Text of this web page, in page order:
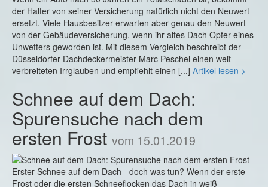
der Halter von seiner Versicherung natürlich nicht den Neuwert
ersetzt. Viele Hausbesitzer erwarten aber genau den Neuwert
von der Gebäudeversicherung, wenn ihr altes Dach Opfer eines
Unwetters geworden ist. Mit diesem Vergleich beschreibt der
Düsseldorfer Dachdeckermeister Marc Peschel einen weit
verbreiteten Irrglauben und empfiehlt einen [...] Artikel lesen >
Schnee auf dem Dach:
Spurensuche nach dem
ersten Frost vom 15.01.2019
Erster Schnee auf dem Dach - doch was tun? Wenn der erste
Frost oder die ersten Schneeflocken das Dach in weiß